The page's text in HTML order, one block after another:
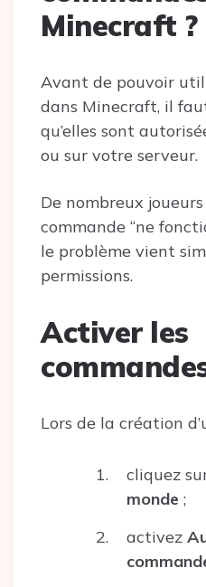
Minecraft ?
Avant de pouvoir
dans Minecraft, il
qu’elles sont
ou sur votre serveur.
De nombreux
commande “ne
le problème vient
permissions.
Activer les
Lors de la création
cliquez
monde ;
activez